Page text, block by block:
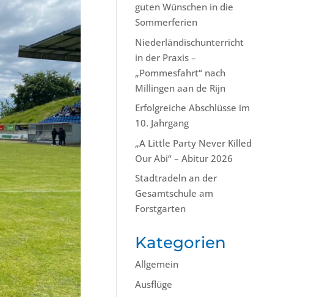
guten Wünschen in die
Sommerferien
Niederländischunterricht
in der Praxis –
„Pommesfahrt“ nach
Millingen aan de Rijn
Erfolgreiche Abschlüsse im
10. Jahrgang
„A Little Party Never Killed
Our Abi“ – Abitur 2026
Stadtradeln an der
Gesamtschule am
Forstgarten
Kategorien
Allgemein
Ausflüge